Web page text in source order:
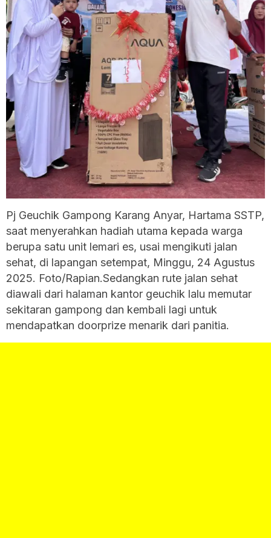
Pj Geuchik Gampong Karang Anyar, Hartama SSTP,
saat menyerahkan hadiah utama kepada warga
berupa satu unit lemari es, usai mengikuti jalan
sehat, di lapangan setempat, Minggu, 24 Agustus
2025. Foto/Rapian.Sedangkan rute jalan sehat
diawali dari halaman kantor geuchik lalu memutar
sekitaran gampong dan kembali lagi untuk
mendapatkan doorprize menarik dari panitia.